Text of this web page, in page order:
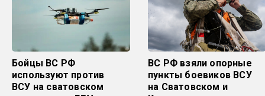
Бойцы ВС РФ
используют против
ВСУ на сватовском
ВС РФ взяли опорные
пункты боевиков ВСУ
на Сватовском и